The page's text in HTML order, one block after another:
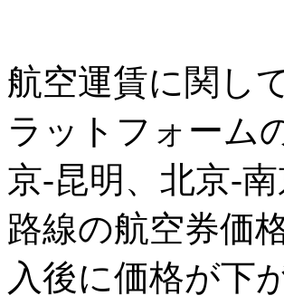
航空運賃に関し
ラットフォーム
京-昆明、北京-
路線の航空券価
入後に価格が下